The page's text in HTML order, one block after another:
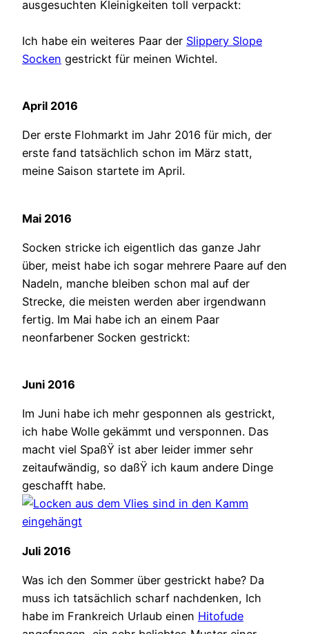
ausgesuchten Kleinigkeiten toll verpackt:
Ich habe ein weiteres Paar der Slippery Slope
Socken gestrickt für meinen Wichtel.
April 2016
Der erste Flohmarkt im Jahr 2016 für mich, der
erste fand tatsächlich schon im März statt,
meine Saison startete im April.
Mai 2016
Socken stricke ich eigentlich das ganze Jahr
über, meist habe ich sogar mehrere Paare auf den
Nadeln, manche bleiben schon mal auf der
Strecke, die meisten werden aber irgendwann
fertig. Im Mai habe ich an einem Paar
neonfarbener Socken gestrickt:
Juni 2016
Im Juni habe ich mehr gesponnen als gestrickt,
ich habe Wolle gekämmt und versponnen. Das
macht viel SpaßŸ ist aber leider immer sehr
zeitaufwändig, so daßŸ ich kaum andere Dinge
geschafft habe.
Juli 2016
Was ich den Sommer über gestrickt habe? Da
muss ich tatsächlich scharf nachdenken, Ich
habe im Frankreich Urlaub einen Hitofude